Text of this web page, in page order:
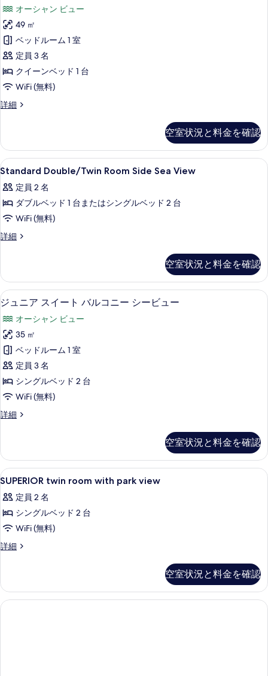
べ
て
の
写
真
を
表
る
ビ
ュ
ー
の
す
べ
の
真
を
表
示
す
る
ビ
ー
の
細
ー
の
す
べ
て
の
写
表
示
す
る
パ
ー
ク
ビ
ュ
ー
の
詳
ー
ト
バ
ル
コ
ニ
ー
ー
ビ
ュ
ー
の
す
べ
写
真
を
表
示
す
る
オーシャン ビュー
49 ㎡
ベッドルーム 1 室
定員 3 名
クイーンベッド 1 台
WiFi (無料)
詳細
ス
バ
ル
コ
ー
シ
ビ
ュ
ー
細
空室状況と料金を確認
Standard
Double/Twin
Room
Side
Sea
View
べ
て
の
写
真
を
表
示
す
る
羽毛の掛け布団、ミニバー、セーフ
2
Standard Double/Twin Room Side Sea View
定員 2 名
ダブルベッド 1 台またはシングルベッド 2 台
WiFi (無料)
詳細
Standard
Sea
View
の
細
空室状況と料金を確認
ジ
ュ
ニ
ア
ス
イ
ー
ト
バ
コ
ニ
ー
シ
ー
ビ
ュ
す
べ
ジュニア スイート バルコニー シー
8
ジュニア スイート バルコニー シービュー
オーシャン ビュー
35 ㎡
ベッドルーム 1 室
定員 3 名
シングルベッド 2 台
WiFi (無料)
詳細
ジ
ス
イ
ー
バ
ル
ニ
ー
シ
ュ
の
空室状況と料金を確認
SUPERIOR
twin
room
with
park
view
べ
て
羽毛の掛け布団、ミニバー、セーフ
4
SUPERIOR twin room with park view
定員 2 名
シングルベッド 2 台
WiFi (無料)
詳細
SUPERIOR
park
view
の
空室状況と料金を確認